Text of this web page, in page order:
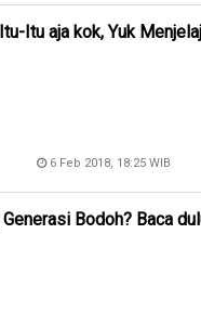
Itu aja kok, Yuk
6 Feb 2018, 18:25 WIB
Bodoh? Baca